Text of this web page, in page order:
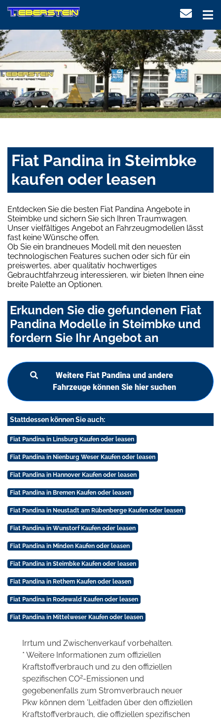
Fiat Pandina in Steimbke
kaufen oder leasen
Entdecken Sie die besten Fiat Pandina Angebote in
Steimbke und sichern Sie sich Ihren Traumwagen.
Unser vielfältiges Angebot an Fahrzeugmodellen lässt
fast keine Wünsche offen.
Ob Sie ein brandneues Modell mit den neuesten
technologischen Features suchen oder sich für ein
preiswertes, aber qualitativ hochwertiges
Gebrauchtfahrzeug interessieren, wir bieten Ihnen eine
breite Palette an Optionen.
Erkunden Sie die gefundenen Fiat
Pandina Modelle in Steimbke und
fordern Sie Ihr Angebot an
Weitere Fiat Pandina und andere
Fahrzeuge können Sie hier suchen
Stattdessen können Sie auch:
Fiat Pandina in Linsburg Kaufen oder leasen
Fiat Pandina in Nienburg Weser Kaufen oder leasen
Fiat Pandina in Hannover Kaufen oder leasen
Fiat Pandina in Bremen Kaufen oder leasen
Fiat Pandina in Neustadt am Rübenberge Kaufen oder leasen
Fiat Pandina in Wunstorf Kaufen oder leasen
Fiat Pandina in Minden Kaufen oder leasen
Fiat Pandina in Steimbke Kaufen oder leasen
Fiat Pandina in Rethem Kaufen oder leasen
Fiat Pandina in Rodewald Kaufen oder leasen
Fiat Pandina in Mittelweser Kaufen oder leasen
Irrtum und Zwischenverkauf vorbehalten.
* Weitere Informationen zum offiziellen
Kraftstoffverbrauch und zu den offiziellen
spezifischen CO2-Emissionen und
gegebenenfalls zum Stromverbrauch neuer
Pkw können dem 'Leitfaden über den offiziellen
Kraftstoffverbrauch, die offiziellen spezifischen